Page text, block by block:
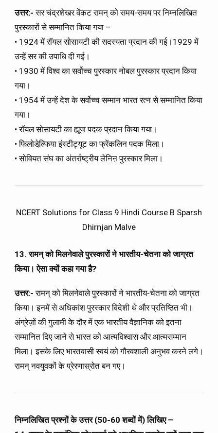
उत्तर:-सर चंद्रशेखर वेंकट रामन् को समय-समय पर निम्नलिखित
पुरस्कारों से सम्मानित किया गया –
• 1924 में रॉयल सोसायटी की सदस्यता प्रदान की गई।1929 में
उन्हें सर की उपाधि दी गई।
• 1930 में विश्व का सर्वोच्च पुरस्कार नोबल पुरस्कार प्रदान किया
गया।
• 1954 में उन्हें देश के सर्वोच्च सम्मान भारत रत्न से सम्मानित किया
गया।
• रॉयल सोसायटी का ह्यूज पदक प्रदान किया गया।
• फिलोडेल्फि़या इंस्टीट्यूट का फ्रेंकलिन पदक मिला।
• सोवियत संघ का अंतर्राष्ट्रीय लेनिऩ पुरस्कार मिला।
NCERT Solutions for Class 9 Hindi Course B Sparsh
Dhirnjan Malve
13. रामन् को मिलनेवाले पुरस्कारों ने भारतीय-चेतना को जाग्रत
किया। ऐसा क्यों कहा गया है?
उत्तर:-रामन् को मिलनेवाले पुरस्कारों ने भारतीय-चेतना को जाग्रत
किया। इनमें से अधिकांश पुरस्कार विदेशी थे और प्रतिष्ठित भी।
अंग्रेज़ों की गुलामी के दौर में एक भारतीय वैज्ञानिक को इतना
सम्मानित दिए जाने से भारत को आत्मविश्वास और आत्मसम्मान
मिला। इसके लिए भारतवासी स्वयं को गौरवशाली अनुभव करने लगे।
रामन् नवयुवकों के प्रेरणास्रोत बन गए।
निम्नलिखित प्रश्नों के उत्तर (50-60 शब्दों में) लिखिए –